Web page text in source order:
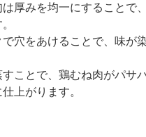
厚みを均一にすることで
で穴をあけることで、味が
ことで、鶏むね肉がパサ
上がります。